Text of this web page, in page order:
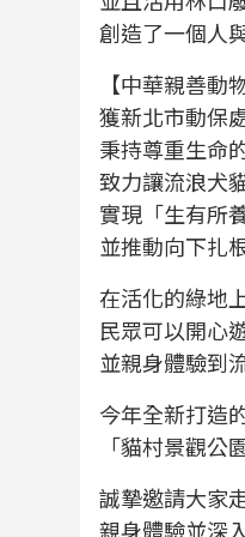
創造了一個人
【中華親善動
獲新北市動保
秉持尊重生命
致力讓流浪犬
實現「生有所
並推動向下扎
在活化的綠地
民眾可以開心
並親身體驗到
今年全新打造
「貓村景觀公
誠摯邀請大家
親身體驗並深